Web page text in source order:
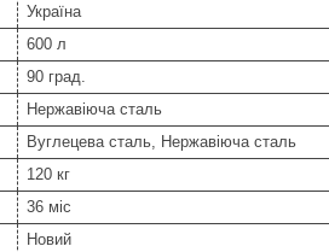
Україна
600 л
90 град.
Нержавіюча сталь
Вуглецева сталь, Нержавіюча сталь
120 кг
36 міс
Новий